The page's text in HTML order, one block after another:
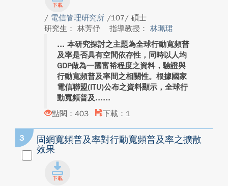
/ 電信管理研究所 /107/ 碩士
研究生： 林芳伃
指導教授： 林珮珺
本研究探討之主題為全球行動寬頻普
及率是否具有空間依存性，同時以人均
GDP做為一國富裕程度之資料，驗證與
行動寬頻普及率間之相關性。根據國家
電信聯盟(ITU)公布之資料顯示，全球行
動寬頻普及...
點閱：403
下載：1
3
固網寬頻普及率對行動寬頻普及率之擴散
效果